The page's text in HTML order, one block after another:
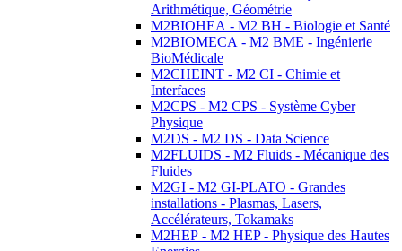
Arithmétique, Géométrie
M2BIOHEA - M2 BH - Biologie et Santé
M2BIOMECA - M2 BME - Ingénierie
BioMédicale
M2CHEINT - M2 CI - Chimie et
Interfaces
M2CPS - M2 CPS - Système Cyber
Physique
M2DS - M2 DS - Data Science
M2FLUIDS - M2 Fluids - Mécanique des
Fluides
M2GI - M2 GI-PLATO - Grandes
installations - Plasmas, Lasers,
Accélérateurs, Tokamaks
M2HEP - M2 HEP - Physique des Hautes